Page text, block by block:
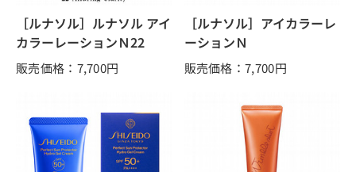
［ルナソル］ルナソル アイ
カラーレーションＮ22
販売価格：7,700円
［ルナソル］アイカラーレ
ーションＮ
販売価格：7,700円